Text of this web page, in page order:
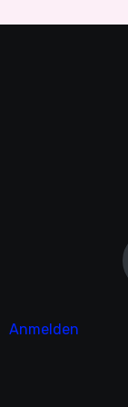
Anmelden